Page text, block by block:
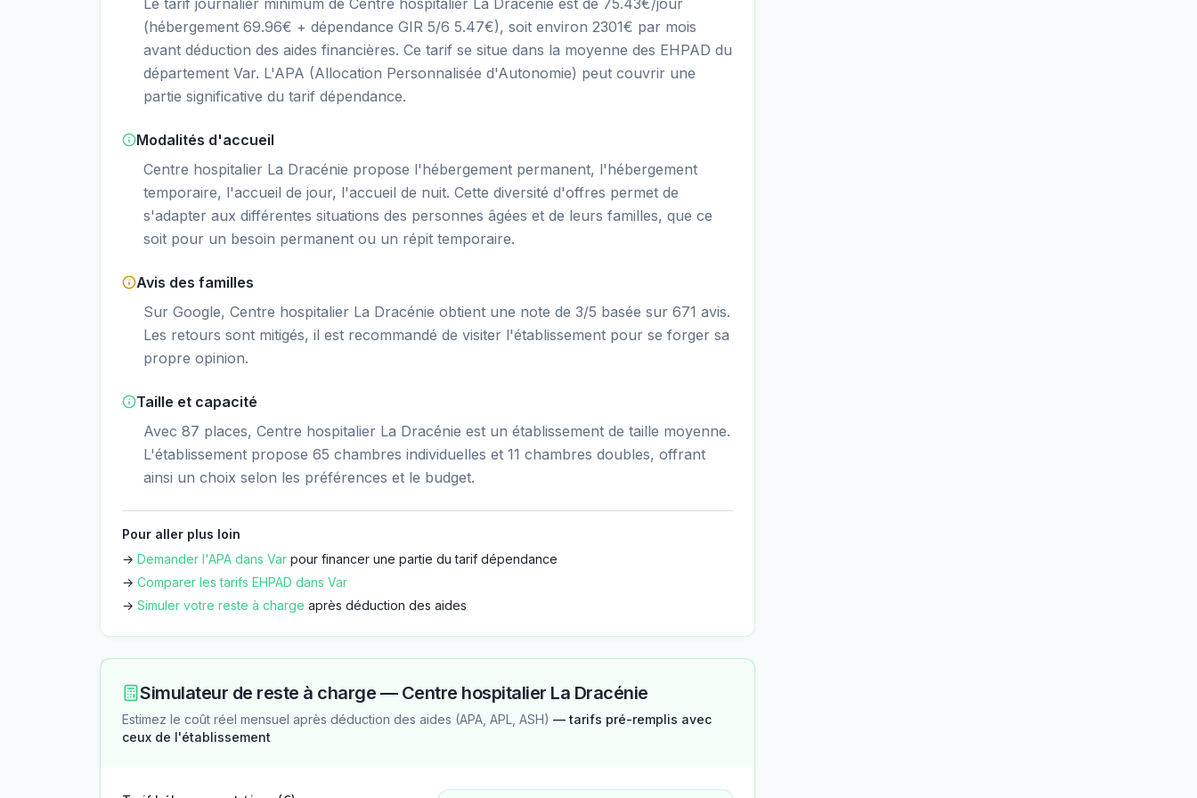
(hébergement 69.96€ + dépendance GIR 5/6 5.47€), soit environ 2301€ par mois
avant déduction des aides financières. Ce tarif se situe dans la moyenne des EHPAD du
département Var. L'APA (Allocation Personnalisée d'Autonomie) peut couvrir une
partie significative du tarif dépendance.
Modalités d'accueil
Centre hospitalier La Dracénie propose l'hébergement permanent, l'hébergement
temporaire, l'accueil de jour, l'accueil de nuit. Cette diversité d'offres permet de
s'adapter aux différentes situations des personnes âgées et de leurs familles, que ce
soit pour un besoin permanent ou un répit temporaire.
Avis des familles
Sur Google, Centre hospitalier La Dracénie obtient une note de 3/5 basée sur 671 avis.
Les retours sont mitigés, il est recommandé de visiter l'établissement pour se forger sa
propre opinion.
Taille et capacité
Avec 87 places, Centre hospitalier La Dracénie est un établissement de taille moyenne.
L'établissement propose 65 chambres individuelles et 11 chambres doubles, offrant
ainsi un choix selon les préférences et le budget.
Pour aller plus loin
→ Demander l'APA dans Var pour financer une partie du tarif dépendance
→ Comparer les tarifs EHPAD dans Var
→ Simuler votre reste à charge après déduction des aides
Simulateur de reste à charge — Centre hospitalier La Dracénie
Estimez le coût réel mensuel après déduction des aides (APA, APL, ASH) — tarifs pré-remplis avec
ceux de l'établissement